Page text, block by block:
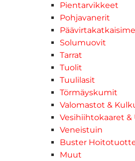
Pientarvikkeet
Pohjavanerit
Solumuovit
Tarrat
Tuolit
Tuulilasit
Törmäyskumit
Valomastot &
Vesihiihtokaaret
Veneistuin
Buster
Muut